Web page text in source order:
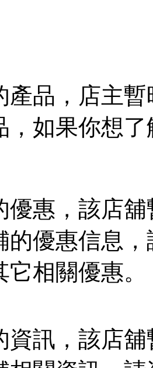
產品，店主
，如果你想
優惠，該店
的優惠信息
相關優惠。
資訊，該店